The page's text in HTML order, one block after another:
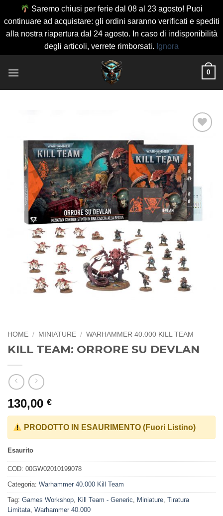
Saremo chiusi per ferie dal 08 al 23 agosto! Puoi
continuare ad acquistare: gli ordini saranno verificati e spediti
alla nostra riapertura dal 24 agosto. In caso di indisponibilità
degli articoli, verrete rimborsati. Ignora
0
alla lista
desideri
HOME / MINIATURE / WARHAMMER 40.000 KILL TEAM
KILL TEAM: ORRORE SU DEVLAN
130,00 €
PRODOTTO IN ESAURIMENTO (Fuori Listino)
Esaurito
COD: 00GW02010199078
Categoria: Warhammer 40.000 Kill Team
Tag: Games Workshop, Kill Team - Generic, Miniature, Tiratura
Limitata, Warhammer 40.000